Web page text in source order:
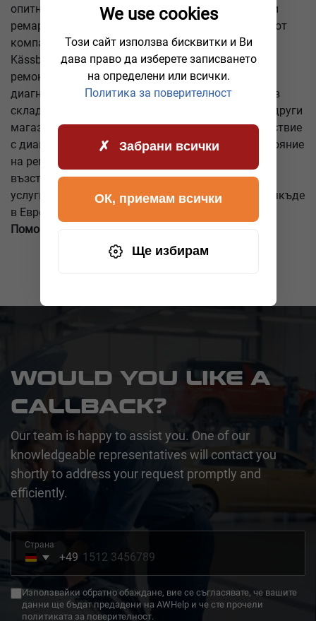
опитни майстори. Ние обслужваме всички модели
ремаркета и полуремаркета, широко използвани от
компании: - Kogel - Schmitz -Cargobull - Krone -
Kässbohrer - Wielton - Schwarzmüller и други. За да
ремонтираме въз основа на резултатите от
диагностиката, имаме всички необходими части в
склада. Клиентите не губят време да ги търсят в други
магазини. Изпълняваме задачи в строго съответствие
с диагностичните показания и техническото състояние
на ремаркето. Нашата цел е висококачествено
възстановяване, а не налагане на допълнителни
услуги. AWHelp24 е вашият пътен помощник навсякъде
в Европа!
Помощта е по-близо, отколкото си мислите!
WOULD YOU LIKE A
CALLBACK?
Our team is happy to assist you. One of our
knowledgeable representatives will contact you
shortly to address your request promptly and
efficiently.
Страна
Germany
+49
+49
Използвайки обратно обаждане, вие се съгласявате, че вашите
данни ще бъдат предадени на AWHelp и че сте прочели
политиката за поверителност.
We use cookies
Този сайт използва бисквитки и Ви
дава право да изберете записването
на определени или всички.
Политика за поверителност
Забрани всички
Ще избирам
ОК, приемам всички